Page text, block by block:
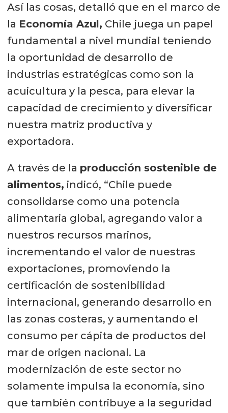
Así las cosas, detalló que en el marco de
la Economía Azul, Chile juega un papel
fundamental a nivel mundial teniendo
la oportunidad de desarrollo de
industrias estratégicas como son la
acuicultura y la pesca, para elevar la
capacidad de crecimiento y diversificar
nuestra matriz productiva y
exportadora.
A través de la producción sostenible de
alimentos, indicó, “Chile puede
consolidarse como una potencia
alimentaria global, agregando valor a
nuestros recursos marinos,
incrementando el valor de nuestras
exportaciones, promoviendo la
certificación de sostenibilidad
internacional, generando desarrollo en
las zonas costeras, y aumentando el
consumo per cápita de productos del
mar de origen nacional. La
modernización de este sector no
solamente impulsa la economía, sino
que también contribuye a la seguridad